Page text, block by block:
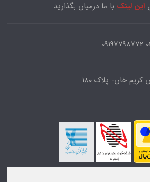
این لینک با ما درمیان بگذارید.
کریم خان- پلاک ۱۸۰